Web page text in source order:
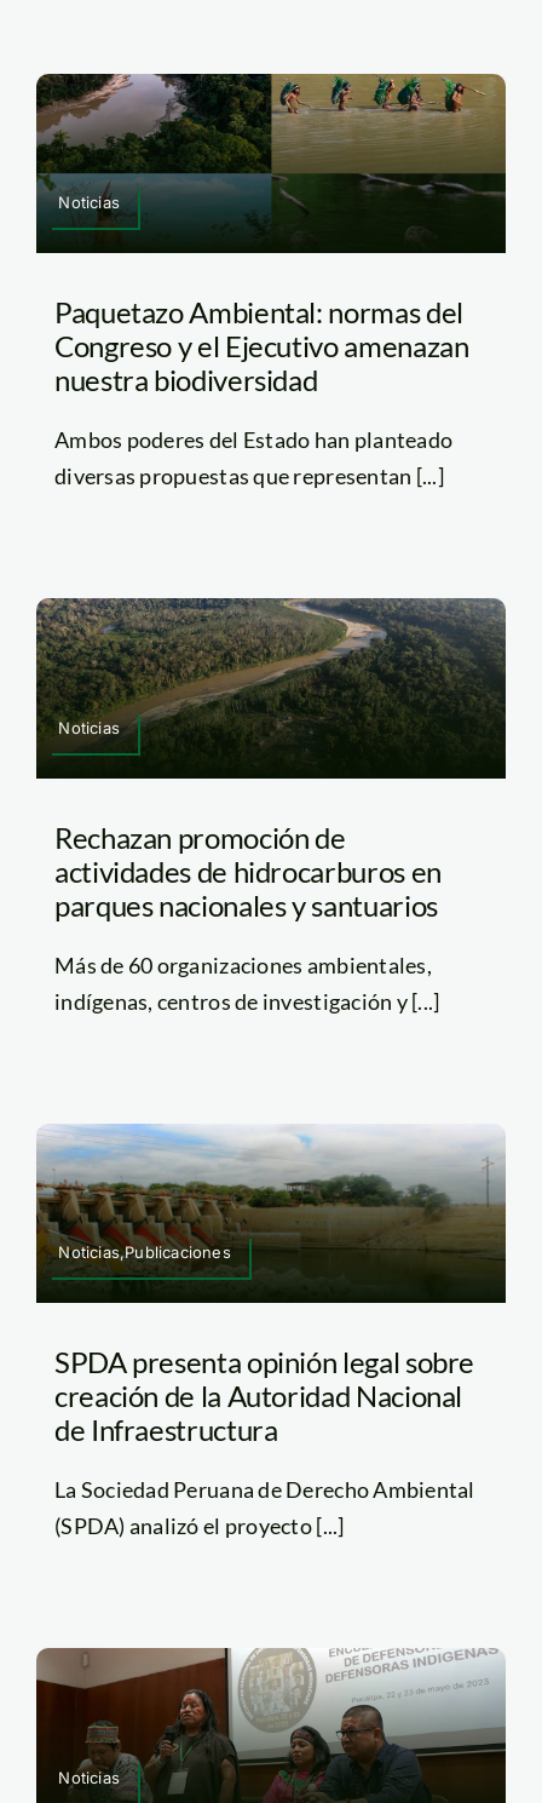
Noticias
Paquetazo Ambiental: normas del
Congreso y el Ejecutivo amenazan
nuestra biodiversidad
Ambos poderes del Estado han planteado
diversas propuestas que representan [...]
Noticias
Rechazan promoción de
actividades de hidrocarburos en
parques nacionales y santuarios
Más de 60 organizaciones ambientales,
indígenas, centros de investigación y [...]
Noticias,Publicaciones
SPDA presenta opinión legal sobre
creación de la Autoridad Nacional
de Infraestructura
La Sociedad Peruana de Derecho Ambiental
(SPDA) analizó el proyecto [...]
Noticias